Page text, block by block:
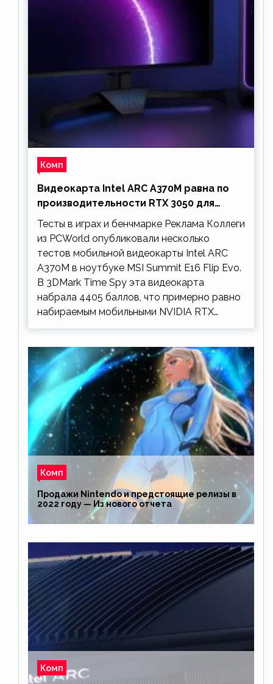
Комп
Видеокарта Intel ARC A370M равна по
производительности RTX 3050 для
ноутбуков
Тесты в играх и бенчмарке Реклама Коллеги
из PCWorld опубликовали несколько
тестов мобильной видеокарты Intel ARC
A370M в ноутбуке MSI Summit E16 Flip Evo.
В 3DMark Time Spy эта видеокарта
набрала 4405 баллов, что примерно равно
набираемым мобильными NVIDIA RTX…
Комп
Продажи Nintendo и предстоящие релизы в
2022 году — Из нового отчета
Комп